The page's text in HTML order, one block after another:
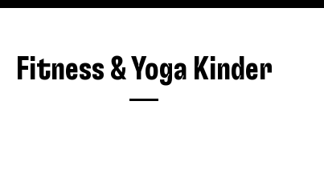
Fitness & Yoga Kinder